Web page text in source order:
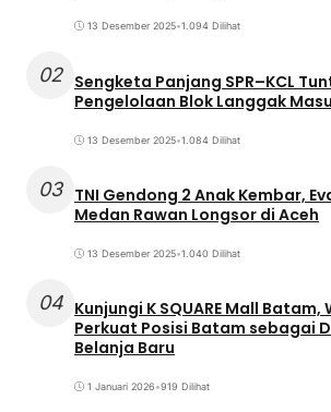
13 Desember 2025•1.094 Dilihat
02 Sengketa Panjang SPR–KCL
Pengelolaan Blok Langgak
13 Desember 2025•1.084 Dilihat
03 TNI Gendong 2 Anak Kembar,
Medan Rawan Longsor di Aceh
13 Desember 2025•1.040 Dilihat
04 Kunjungi K SQUARE Mall Batam,
Perkuat Posisi Batam sebagai
Belanja Baru
1 Januari 2026•919 Dilihat